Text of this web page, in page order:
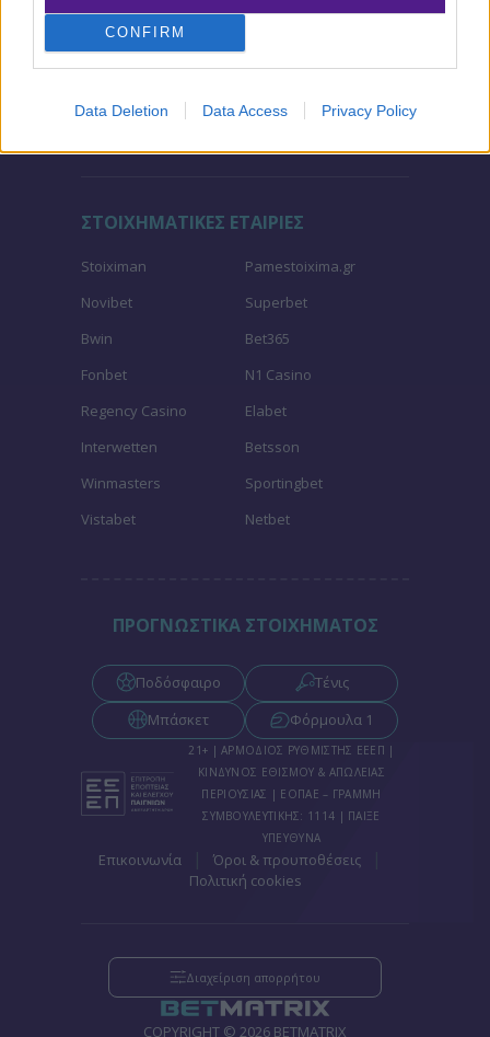
CONFIRM
Data Deletion Data Access Privacy Policy
Μακροχρόνια Στοιχήματα – Ελλάδα
Θεωρία στοιχήματος
ΣΤΟΙΧΗΜΑΤΙΚΕΣ ΕΤΑΙΡΙΕΣ
Stoiximan
Pamestoixima.gr
Novibet
Superbet
Bwin
Bet365
Fonbet
N1 Casino
Regency Casino
Elabet
Interwetten
Betsson
Winmasters
Sportingbet
Vistabet
Netbet
ΠΡΟΓΝΩΣΤΙΚΑ ΣΤΟΙΧΗΜΑΤΟΣ
Ποδόσφαιρο
Τένις
Μπάσκετ
Φόρμουλα 1
21+ | ΑΡΜΟΔΙΟΣ ΡΥΘΜΙΣΤΗΣ ΕΕΕΠ |
ΚΙΝΔΥΝΟΣ ΕΘΙΣΜΟΥ & ΑΠΩΛΕΙΑΣ
ΠΕΡΙΟΥΣΙΑΣ | ΕΟΠΑΕ – ΓΡΑΜΜΗ
ΣΥΜΒΟΥΛΕΥΤΙΚΗΣ: 1114 | ΠΑΙΞΕ
ΥΠΕΥΘΥΝΑ
Επικοινωνία Όροι & προυποθέσεις
Πολιτική cookies
COPYRIGHT © 2026 BETMATRIX
Διαχείριση απορρήτου